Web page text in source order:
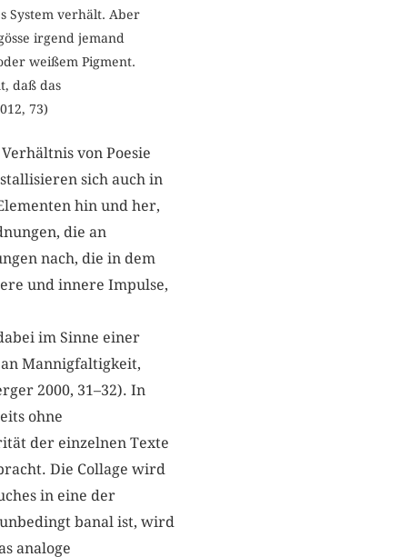
System verhält. Aber
irgend jemand
weißem Pigment.
daß das
73)
von Poesie
sich auch in
hin und her,
die an
nach, die in dem
und innere Impulse,
im Sinne einer
an Mannigfaltigkeit,
2000, 31–32). In
ohne
der einzelnen Texte
Die Collage wird
in eine der
banal ist, wird
analoge